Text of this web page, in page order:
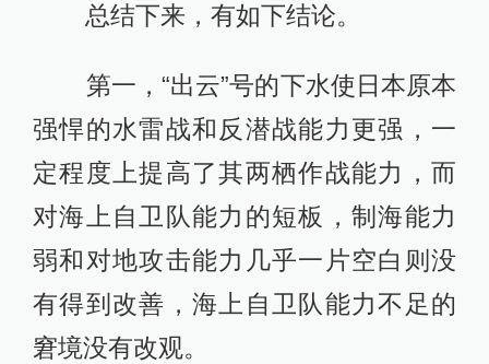
总结下来，有如下结论。
第一，“出云”号的下水使日本原本
强悍的水雷战和反潜战能力更强，一
定程度上提高了其两栖作战能力，而
对海上自卫队能力的短板，制海能力
弱和对地攻击能力几乎一片空白则没
有得到改善，海上自卫队能力不足的
窘境没有改观。